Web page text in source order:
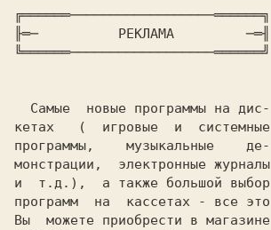
╔══════──────────────────══════╗
╟═─
   РЕКЛАМА
        ─═╢
╚══════──────────────────══════╝
кетах   (  игровые  и  системные
программы,    музыкальные    де-
монстрации,  электронные журналы
и  т.д.),  а также большой выбор
программ  на  кассетах - все это
Вы  можете приобрести в магазине